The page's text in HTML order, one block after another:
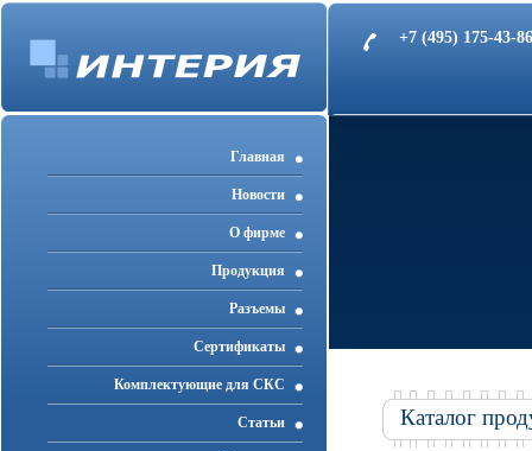
+7 (495) 175-43-
Главная
Новости
О фирме
Продукция
Разъемы
Cертификаты
Комплектующие для СКС
Статьи Каталог